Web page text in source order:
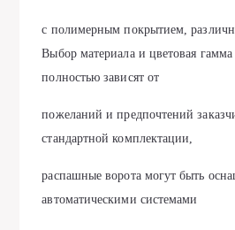
с полимерным покрытием,
Выбор материала и цветовая
полностью зависят от
пожеланий и предпочтений
стандартной комплектации,
распашные ворота могут быть
автоматическими системами